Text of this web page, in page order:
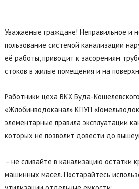
Уважаемые граждане! Неправильное и
пользование системой канализации
её работы, приводит к засорениям
стоков в жилые помещения и на
Работники цеха ВКХ Буда-
«Жлобинводоканал» КПУП
элементарные правила эксплуатации
которых не позволит довести до
– не сливайте в канализацию остатки
машинных масел. Постарайтесь